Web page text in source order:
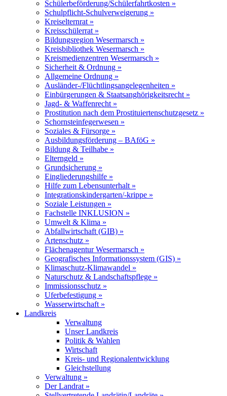
Schülerbeförderung/Schülerfahrtkosten »
Schulpflicht-Schulverweigerung »
Kreiselternrat »
Kreisschülerrat »
Bildungsregion Wesermarsch »
Kreisbibliothek Wesermarsch »
Kreismedienzentren Wesermarsch »
Sicherheit & Ordnung »
Allgemeine Ordnung »
Ausländer-/Flüchtlingsangelegenheiten »
Einbürgerungen & Staatsanghörigkeitsrecht »
Jagd- & Waffenrecht »
Prostitution nach dem Prostituiertenschutzgesetz »
Schornsteinfegerwesen »
Soziales & Fürsorge »
Ausbildungsförderung – BAföG »
Bildung & Teilhabe »
Elterngeld »
Grundsicherung »
Eingliederungshilfe »
Hilfe zum Lebensunterhalt »
Integrationskindergarten/-krippe »
Soziale Leistungen »
Fachstelle INKLUSION »
Umwelt & Klima »
Abfallwirtschaft (GIB) »
Artenschutz »
Flächenagentur Wesermarsch »
Geografisches Informationssystem (GIS) »
Klimaschutz-Klimawandel »
Naturschutz & Landschaftspflege »
Immissionsschutz »
Uferbefestigung »
Wasserwirtschaft »
Landkreis
Verwaltung
Unser Landkreis
Politik & Wahlen
Wirtschaft
Kreis- und Regionalentwicklung
Gleichstellung
Verwaltung »
Der Landrat »